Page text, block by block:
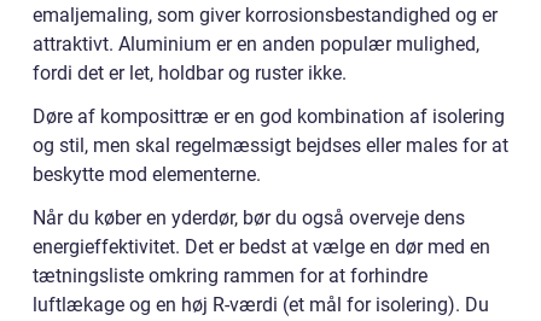
emaljemaling, som giver korrosionsbestandighed og er
attraktivt. Aluminium er en anden populær mulighed,
fordi det er let, holdbar og ruster ikke.
Døre af komposittræ er en god kombination af isolering
og stil, men skal regelmæssigt bejdses eller males for at
beskytte mod elementerne.
Når du køber en yderdør, bør du også overveje dens
energieffektivitet. Det er bedst at vælge en dør med en
tætningsliste omkring rammen for at forhindre
luftlækage og en høj R-værdi (et mål for isolering). Du